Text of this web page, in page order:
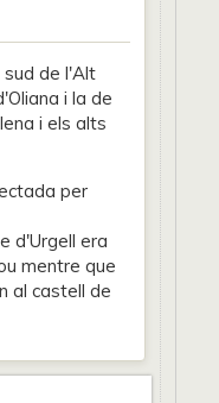
sud de l'Alt
i la de
i els alts
per
d'Urgell era
mentre que
al castell de